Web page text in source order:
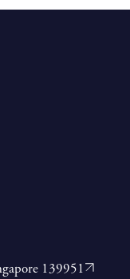
139951